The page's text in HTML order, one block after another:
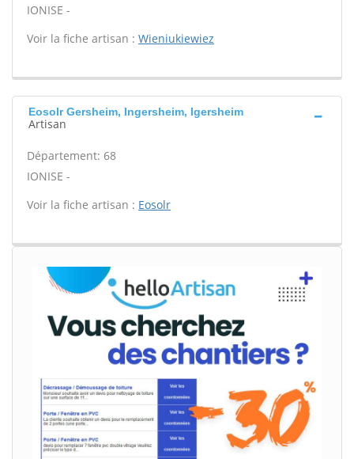
IONISE -
Voir la fiche artisan : Wieniukiewiez
Eosolr Gersheim, Ingersheim, Igersheim
Artisan
Département: 68
IONISE -
Voir la fiche artisan : Eosolr